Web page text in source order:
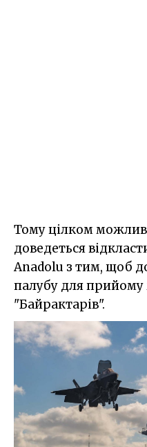
Тому цілком
доведеться
Anadolu з тим, щоб
палубу для прийому
"Байрактарів".